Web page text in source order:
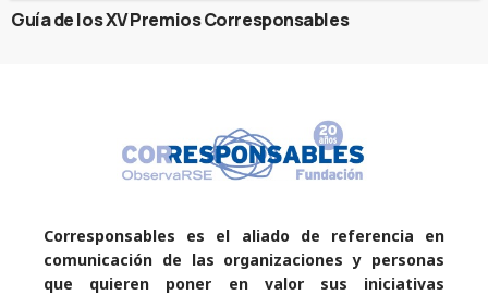
Guía de los XV Premios Corresponsables
Corresponsables es el aliado de referencia en
comunicación de las organizaciones y personas
que quieren poner en valor sus iniciativas